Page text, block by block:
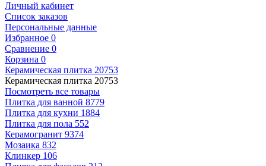
Личный кабинет
Список заказов
Персональные данные
Избранное 0
Сравнение 0
Корзина 0
Керамическая плитка 20753
Керамическая плитка 20753
Посмотреть все товары
Плитка для ванной 8779
Плитка для кухни 1884
Плитка для пола 552
Керамогранит 9374
Мозаика 832
Клинкер 106